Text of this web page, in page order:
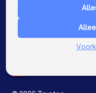
Nederland